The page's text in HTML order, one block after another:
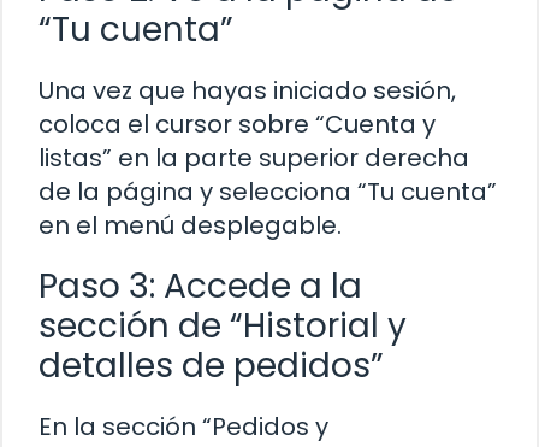
“Tu cuenta”
Una vez que hayas iniciado sesión,
coloca el cursor sobre “Cuenta y
listas” en la parte superior derecha
de la página y selecciona “Tu cuenta”
en el menú desplegable.
Paso 3: Accede a la
sección de “Historial y
detalles de pedidos”
En la sección “Pedidos y